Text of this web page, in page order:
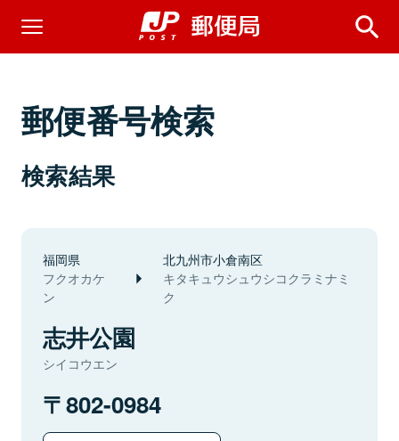
郵便番号検索
検索結果
福岡県
フクオカケ
ン
北九州市小倉南区
キタキュウシュウシコクラミナミ
ク
志井公園
シイコウエン
802-0984